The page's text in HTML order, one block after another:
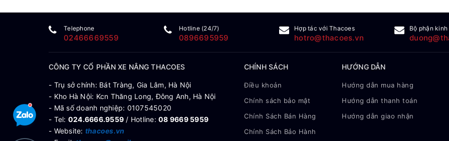
Telephone
02466669559
Hotline (24/7)
0896695959
Hợp tác với Thacoes
hotro@thacoes.vn
Bộ phận kinh
CÔNG TY CỔ PHẦN XE NÂNG THACOES
- Trụ sở chính: Bát Tràng, Gia Lâm, Hà Nội
- Kho Hà Nội: Kcn Thăng Long, Đông Anh, Hà Nội
- Mã số doanh nghiệp: 0107545020
- Tel: 024.6666.9559 / Hotline: 08 9669 5959
- Website: thacoes.vn
CHÍNH SÁCH
Điều khoản
Chính sách bảo mật
Chính Sách Bán Hàng
Chính Sách Bảo Hành
HƯỚNG DẪN
Hướng dẫn mua hàng
Hướng dẫn thanh toán
Hướng dẫn giao nhận